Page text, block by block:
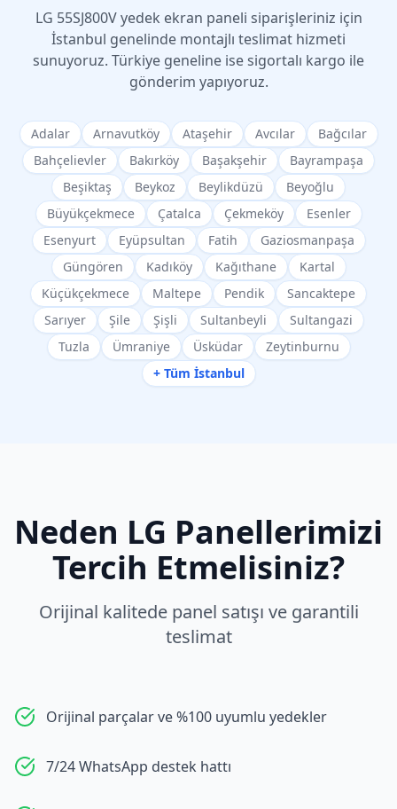
LG 55SJ800Vyedek ekran paneli siparişleriniz için
İstanbul genelinde montajlı teslimat hizmeti
sunuyoruz. Türkiye geneline ise sigortalı kargo ile
gönderim yapıyoruz.
Adalar Arnavutköy Ataşehir Avcılar
Bağcılar
Bahçelievler
Bakırköy Başakşehir
Bayrampaşa
Beşiktaş
Beykoz Beylikdüzü
Beyoğlu
Büyükçekmece
Çatalca Çekmeköy
Esenler
Esenyurt
Eyüpsultan Fatih
Gaziosmanpaşa
Güngören
Kadıköy Kağıthane
Kartal
Küçükçekmece
Maltepe Pendik
Sancaktepe
Sarıyer
Şile Şişli Sultanbeyli
Sultangazi
Tuzla
Ümraniye Üsküdar
Zeytinburnu
+ Tüm İstanbul
Neden LG Panellerimizi
Tercih Etmelisiniz?
Orijinal kalitede panel satışı ve garantili
teslimat
Orijinal parçalar ve %100 uyumlu yedekler
7/24 WhatsApp destek hattı